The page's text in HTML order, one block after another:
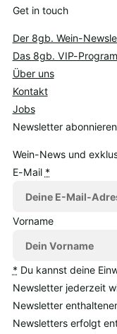
Get in touch
Der 8gb. Wein-
Das 8gb. VIP-
Über uns
Kontakt
Jobs
Newsletter
Wein-News und
E-Mail *
Vorname
* Du kannst deine
Newsletter jederzeit
Newsletter
Newsletters erfolgt